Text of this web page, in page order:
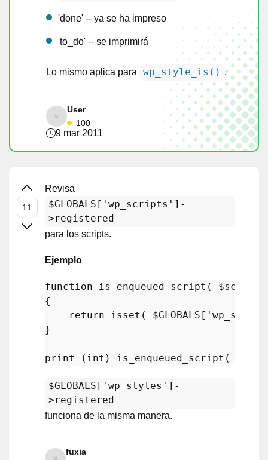
'done' -- ya se ha impreso
'to_do' -- se imprimirá
Lo mismo aplica para wp_style_is() .
User
100
9 mar 2011
Revisa
$GLOBALS['wp_scripts']-
>registered
para los scripts.
Ejemplo
function is_enqueued_script (
$script
{
return
isset ( $GLOBALS [
}
print ( int ) is_enqueued_script (
$GLOBALS['wp_styles']-
>registered
funciona de la misma manera.
fuxia